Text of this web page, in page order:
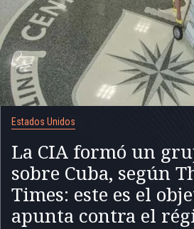
Estados Unidos
La CIA formó un
sobre Cuba, según
Times: este es el
apunta contra el